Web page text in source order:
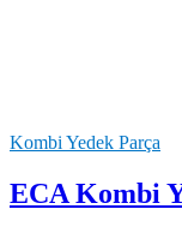
Kombi Yedek Parça
ECA Kombi